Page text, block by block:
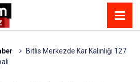
Bitlis Merkezde Kar Kalınlığı 127